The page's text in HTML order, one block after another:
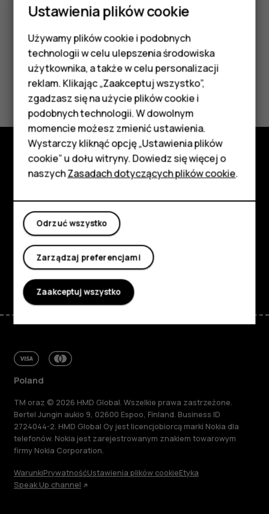
Smartfony
Telefony z funkcjami
podstawowymi
Akcesoria
HMD Terra M
Tablety
Moje konto
Czy te informacje były pomocne?
Tak Nie
Poznaj
Planet and people
Wsparcie
FacebookInstagram
TiktokYoutubeLinkedin
Poland
TM oraz © 2026 HMD Global. Wszelkie prawa zastrzeżone.
Bertel Jungin aukio 9, 02600 Espoo, Finland. Business ID
2724044-2. HMD Global Oy jest licencjobiorcą marki Nokia dla
telefonów. Nokia jest zarejestrowanym znakiem towarowym
firmy Nokia Corporation.
WarunkiPrywatnośćUstawienia plików cookieEtyka
Speak Up channel
Ustawienia plików cookie
Używamy plików cookie i podobnych
technologii w celu ulepszenia środowiska
użytkownika, a także w celu personalizacji
reklam. Klikając „Zaakceptuj wszystko”,
zgadzasz się na użycie plików cookie i
podobnych technologii. W dowolnym
momencie możesz zmienić ustawienia.
Wystarczy kliknąć opcję „Ustawienia plików
cookie” u dołu witryny. Dowiedz się więcej o
naszychZasadach dotyczących plików cookie.
Odrzuć wszystko
Zarządzaj preferencjami
Zaakceptuj wszystko